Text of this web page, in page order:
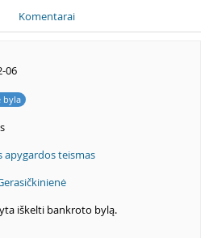
Komentarai
06
byla
apygardos teismas
iškelti bankroto bylą.